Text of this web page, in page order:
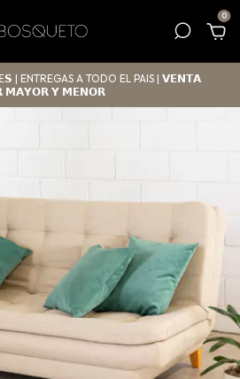
0
A TODO EL PAIS | 𝗩𝗘𝗡𝗧𝗔
𝗠𝗔𝗬𝗢𝗥 𝗬 𝗠𝗘𝗡𝗢𝗥